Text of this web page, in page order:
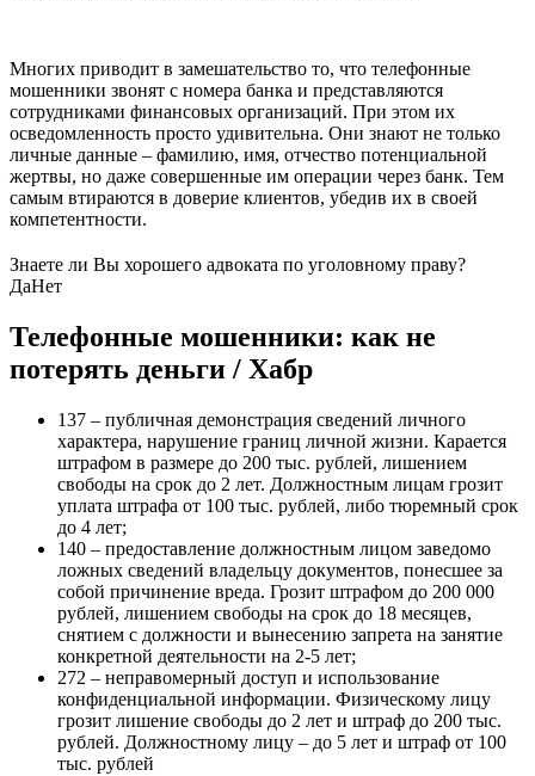
Многих приводит в замешательство то, что телефонные
мошенники звонят с номера банка и представляются
сотрудниками финансовых организаций. При этом их
осведомленность просто удивительна. Они знают не только
личные данные – фамилию, имя, отчество потенциальной
жертвы, но даже совершенные им операции через банк. Тем
самым втираются в доверие клиентов, убедив их в своей
компетентности.
Знаете ли Вы хорошего адвоката по уголовному праву?
ДаНет
Телефонные мошенники: как не
потерять деньги / Хабр
137 – публичная демонстрация сведений личного
характера, нарушение границ личной жизни. Карается
штрафом в размере до 200 тыс. рублей, лишением
свободы на срок до 2 лет. Должностным лицам грозит
уплата штрафа от 100 тыс. рублей, либо тюремный срок
до 4 лет;
140 – предоставление должностным лицом заведомо
ложных сведений владельцу документов, понесшее за
собой причинение вреда. Грозит штрафом до 200 000
рублей, лишением свободы на срок до 18 месяцев,
снятием с должности и вынесению запрета на занятие
конкретной деятельности на 2-5 лет;
272 – неправомерный доступ и использование
конфиденциальной информации. Физическому лицу
грозит лишение свободы до 2 лет и штраф до 200 тыс.
рублей. Должностному лицу – до 5 лет и штраф от 100
тыс. рублей